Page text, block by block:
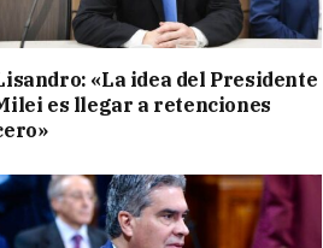
«La idea del Presidente
es llegar a retenciones